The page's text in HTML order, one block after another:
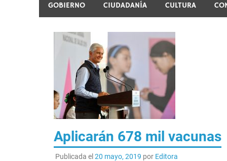
GOBIERNO CIUDADANÍA CULTURA
Aplicarán 678 mil vacunas
Publicada el20 mayo, 2019 por Editora